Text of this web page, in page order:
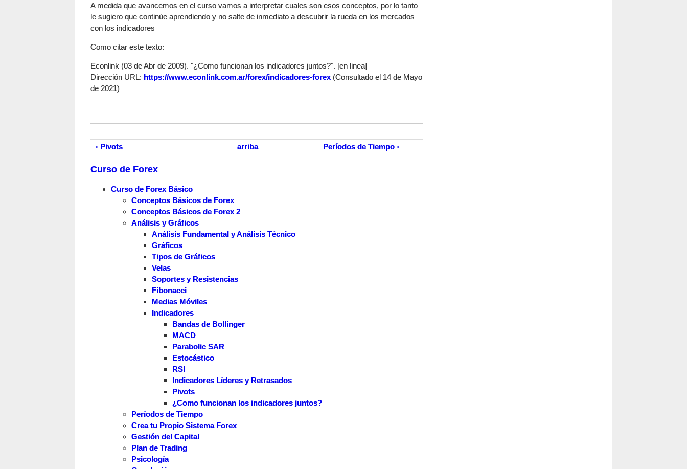
A medida que avancemos en el curso vamos a interpretar cuales son esos conceptos, por lo tanto
le sugiero que continúe aprendiendo y no salte de inmediato a descubrir la rueda en los mercados
con los indicadores
Como citar este texto:
Econlink (03 de Abr de 2009). "¿Como funcionan los indicadores juntos?". [en linea]
Dirección URL: https://www.econlink.com.ar/forex/indicadores-forex (Consultado el 14 de Mayo
de 2021)
‹ Pivots arriba Períodos de Tiempo ›
Curso de Forex
Curso de Forex Básico
Conceptos Básicos de Forex
Conceptos Básicos de Forex 2
Análisis y Gráficos
Análisis Fundamental y Análisis Técnico
Gráficos
Tipos de Gráficos
Velas
Soportes y Resistencias
Fibonacci
Medias Móviles
Indicadores
Bandas de Bollinger
MACD
Parabolic SAR
Estocástico
RSI
Indicadores Líderes y Retrasados
Pivots
¿Como funcionan los indicadores juntos?
Períodos de Tiempo
Crea tu Propio Sistema Forex
Gestión del Capital
Plan de Trading
Psicología